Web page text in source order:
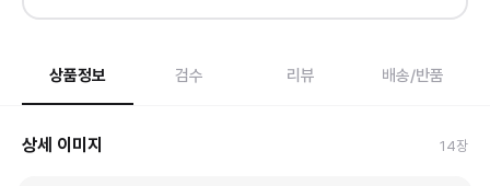
상품정보 검수 리뷰 배송/반품
상세 이미지 14장